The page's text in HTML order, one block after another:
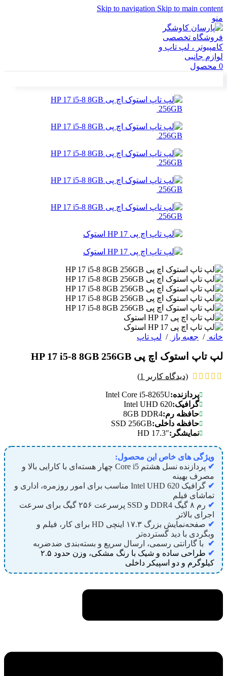
Skip to navigation Skip to main content
منو
0 محصول
خانه / جعبه باز / لپ تاپ
لپ تاپ استوک اچ پی HP 17 i5-8 8GB 256GB
(دیدگاه کاربر 1
)
پردازنده:Intel Core i5-8265U
گرافیک:Intel UHD 620
حافظه رم:8GB DDR4
حافظه داخلی:SSD 256GB
نمایشگر:17.3″ HD
ویژگی های خاص این محصول:
✔
پردازنده نسل هشتم Core i5 چهار هسته‌ای با کارایی بالا و
مصرف بهینه
✔
گرافیک Intel UHD 620 مناسب برای امور روزمره، اداری و
تماشای فیلم
✔
رم ۸ گیگ DDR4 و SSD پرسرعت ۲۵۶ گیگ برای سرعت
اجرای بالاتر
✔
صفحه‌نمایش بزرگ ۱۷.۳ اینچی HD برای کار، فیلم و
وبگردی با دید گسترده‌تر
✔
با گارانتی رسمی، ارسال سریع و بسته‌بندی ضدضربه
✔
طراحی ساده و شیک با رنگ مشکی، وزن حدود ۲.۵
کیلوگرم و دو اسپیکر داخلی